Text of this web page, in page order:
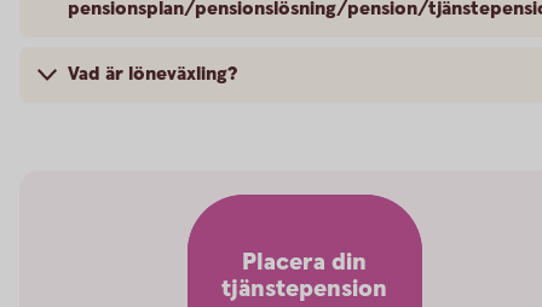
pensionsplan/pensionslösning/pension/
Vad är löneväxling?
Placera din
tjänstepension